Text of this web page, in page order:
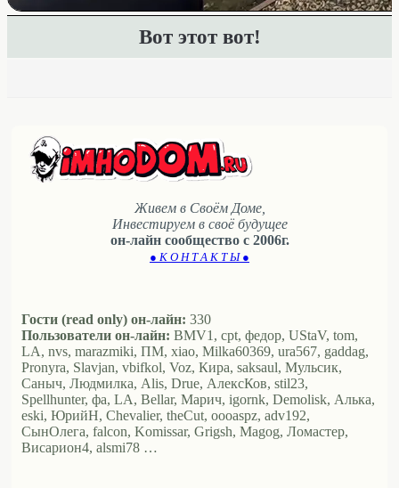
Вот этот вот!
Живем в Своём Доме,
Инвестируем в своё будущее
он-лайн сообщество с 2006г.
● К О Н Т А К Т Ы ●
Гости (read only) он-лайн: 330
Пользователи он-лайн: BMV1, cpt, федор, UStaV, tom,
LA, nvs, marazmiki, ПМ, xiao, Milka60369, ura567, gaddag,
Pronyra, Slavjan, vbifkol, Voz, Кира, saksaul, Мульсик,
Саныч, Людмилка, Alis, Drue, АлексКов, stil23,
Spellhunter, фа, LA, Bellar, Марич, igornk, Demolisk, Алька,
eski, ЮрийН, Chevalier, theCut, oooaspz, adv192,
СынОлега, falcon, Komissar, Grigsh, Magog, Ломастер,
Висариoн4, alsmi78 …